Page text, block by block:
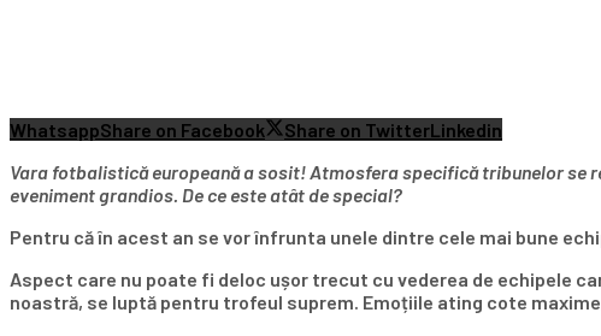
WhatsappShare on Facebook Share on TwitterLinkedin
Vara fotbalistică europeană a sosit! Atmosfera specifică tribunelor
eveniment grandios. De ce este atât de special?
Pentru că în acest an se vor înfrunta unele dintre cele mai bune
Aspect care nu poate fi deloc ușor trecut cu vederea de echipele
noastră, se luptă pentru trofeul suprem. Emoțiile ating cote